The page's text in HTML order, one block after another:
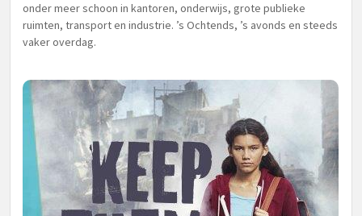
onder meer schoon in kantoren, onderwijs, grote publieke
ruimten, transport en industrie. ’s Ochtends, ’s avonds en steeds
vaker overdag.